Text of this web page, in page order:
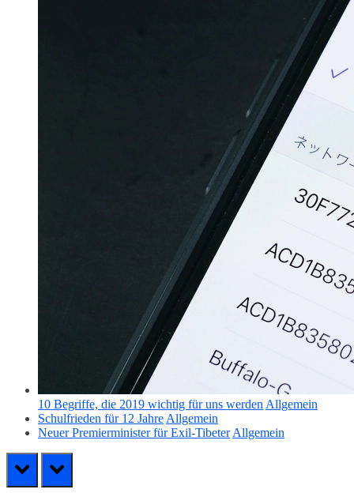
10 Begriffe, die 2019 wichtig für uns werden Allgemein
Schulfrieden für 12 Jahre Allgemein
Neuer Premierminister für Exil-Tibeter Allgemein
prev next